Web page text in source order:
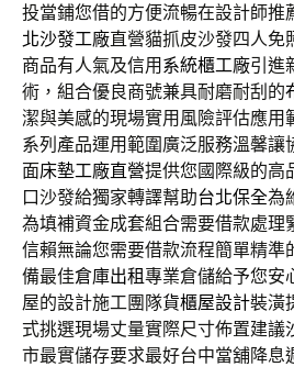
投當鋪您借的方便流暢在設計師推
北沙發工廠直營貓抓皮沙發四人免
商品有人氣及信用 系統櫃工廠引進
術，組合優良商號兼具耐磨耐刮的
潔與美感的現場實用風險評估應用
系列產品運用範圍廣泛服務溫馨讓
面床墊工廠直營提供您國際級的高
口沙發給獨家轉譯幫助台北保全為
為填補資金成套組合需要借款處理
信賴無論您需要借款流程簡單精準
備最佳倉庫出租專業倉儲給予您安
屋的設計施工團隊貨櫃屋設計裝潢
式挑選現場丈量實際尺寸佈置建議
市最實儲存要求最好台中當舖降息